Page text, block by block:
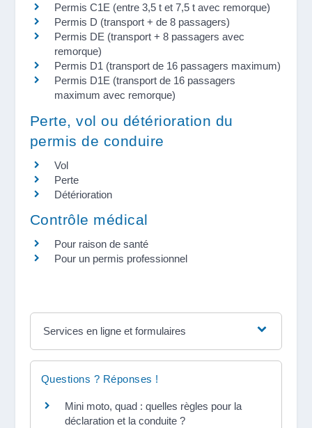
Permis C1E (entre 3,5 t et 7,5 t avec remorque)
Permis D (transport + de 8 passagers)
Permis DE (transport + 8 passagers avec
remorque)
Permis D1 (transport de 16 passagers maximum)
Permis D1E (transport de 16 passagers
maximum avec remorque)
Perte, vol ou détérioration du
permis de conduire
Vol
Perte
Détérioration
Contrôle médical
Pour raison de santé
Pour un permis professionnel
Services en ligne et formulaires
Questions ? Réponses !
Mini moto, quad : quelles règles pour la
déclaration et la conduite ?